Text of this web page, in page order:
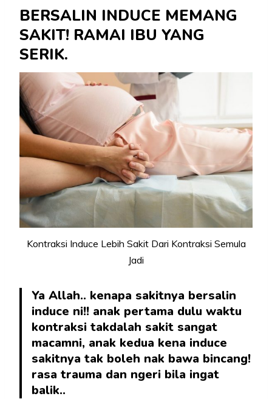
BERSALIN INDUCE MEMANG
SAKIT! RAMAI IBU YANG
SERIK.
Kontraksi Induce Lebih Sakit Dari Kontraksi Semula
Jadi
Ya Allah.. kenapa sakitnya bersalin
induce ni!! anak pertama dulu waktu
kontraksi takdalah sakit sangat
macamni, anak kedua kena induce
sakitnya tak boleh nak bawa bincang!
rasa trauma dan ngeri bila ingat
balik..